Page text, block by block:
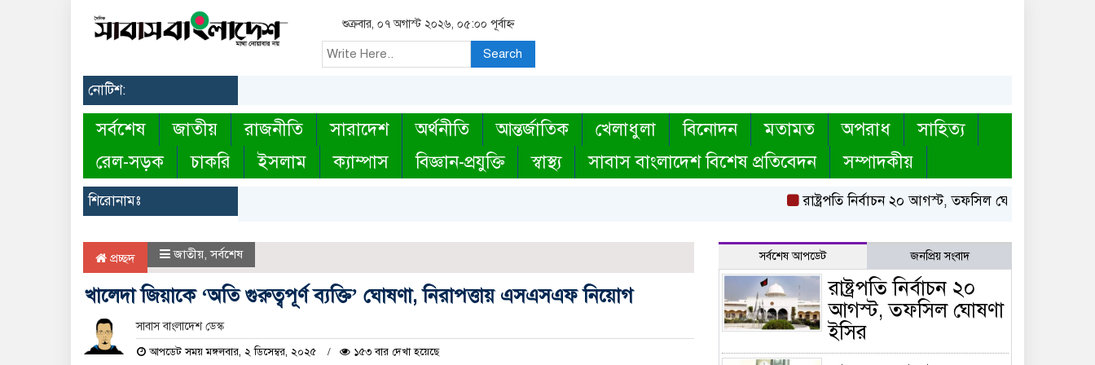
শুক্রবার, ০৭ অগাস্ট ২০২৬, ০৫:০০ পূর্বাহ্ন
Search
নোটিশ:
সর্বশেষ জাতীয় রাজনীতি সারাদেশ অর্থনীতি আন্তর্জাতিক খেলাধুলা বিনোদন মতামত অপরাধ
সাহিত্য
রেল-সড়ক
চাকরি ইসলাম ক্যাম্পাস বিজ্ঞান-প্রযুক্তি স্বাস্থ্য সাবাস বাংলাদেশ বিশেষ প্রতিবেদন সম্পাদকীয়
শিরোনামঃ রাষ্ট্রপতি নির্বাচন ২০ আগস্ট, তফসিল ঘোষণা ইসির
প্রচ্ছদ জাতীয়,সর্বশেষ
খালেদা জিয়াকে ‘অতি গুরুত্বপূর্ণ ব্যক্তি’ ঘোষণা, নিরাপত্তায় এসএসএফ নিয়োগ
সাবাস বাংলাদেশ ডেস্ক
আপডেট সময় মঙ্গলবার, ২ ডিসেম্বর, ২০২৫ ১৫৩ বার দেখা হয়েছে
সর্বশেষ আপডেট জনপ্রিয় সংবাদ
রাষ্ট্রপতি নির্বাচন ২০
আগস্ট, তফসিল ঘোষণা
ইসির